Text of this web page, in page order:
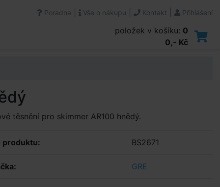
Poradna Vše o nákupu Kontakt Přihlášení
položek v košíku: 0
0,- Kč
těsnění pro skimmer AR100 hnědý.
produktu: BS2671
GRE